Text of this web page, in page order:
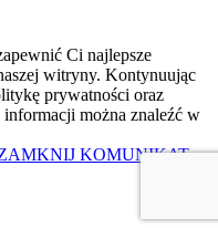
Ci najlepsze
witryny. Kontynuując
prywatności oraz
można znaleźć w
KOMUNIKAT